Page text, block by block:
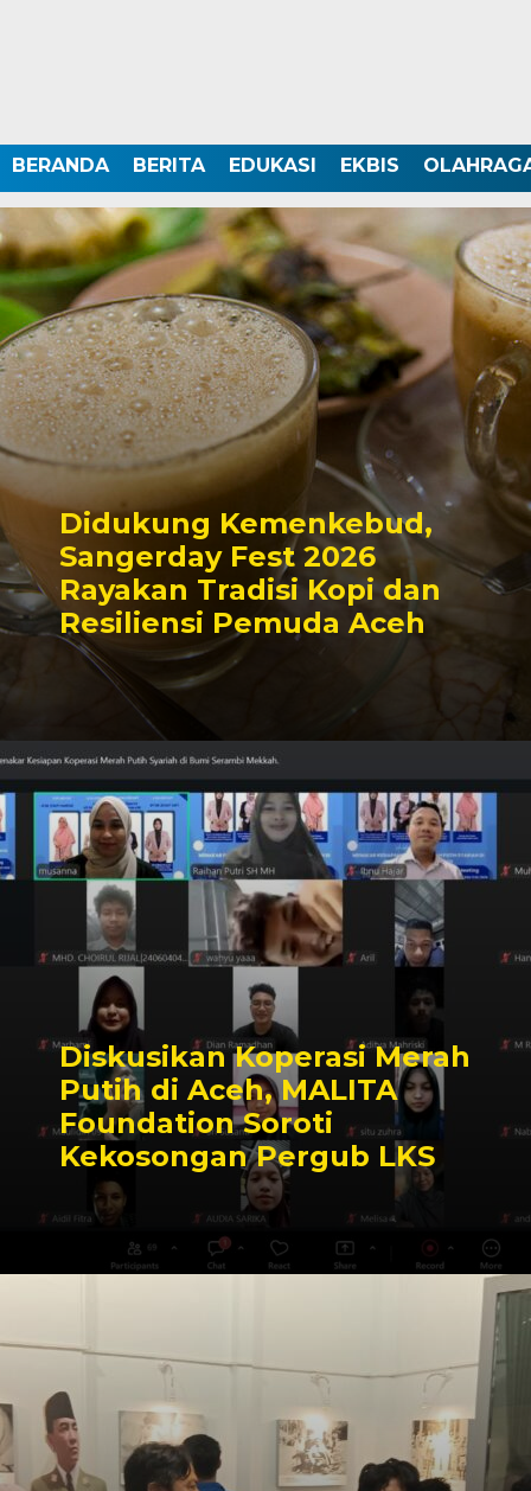
BERANDA BERITA EDUKASI EKBIS
Didukung Kemenkebud,
Sangerday Fest 2026
Rayakan Tradisi Kopi dan
Resiliensi Pemuda Aceh
Diskusikan Koperasi Merah
Putih di Aceh, MALITA
Foundation Soroti
Kekosongan Pergub LKS